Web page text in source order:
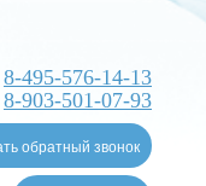
8-495-576-14-13
8-903-501-07-93
обратный звонок